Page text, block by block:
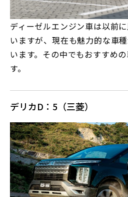
ディーゼルエンジン車は以前
いますが、現在も魅力的な車
います。その中でもおすすめ
す。
デリカD：5（三菱）